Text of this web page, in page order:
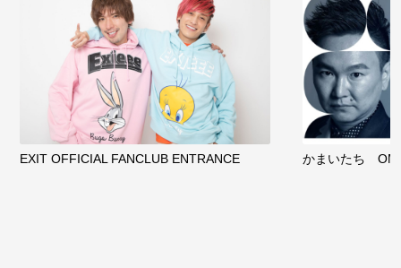
EXIT OFFICIAL FANCLUB ENTRANCE かまいたち